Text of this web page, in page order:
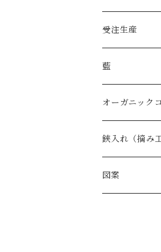
受注生産
藍
オーガニック
鋏入れ（摘み
図案